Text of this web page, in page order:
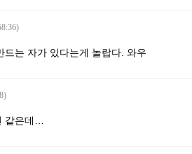
드는 자가 있다는게 놀랍다. 와우
같은데…